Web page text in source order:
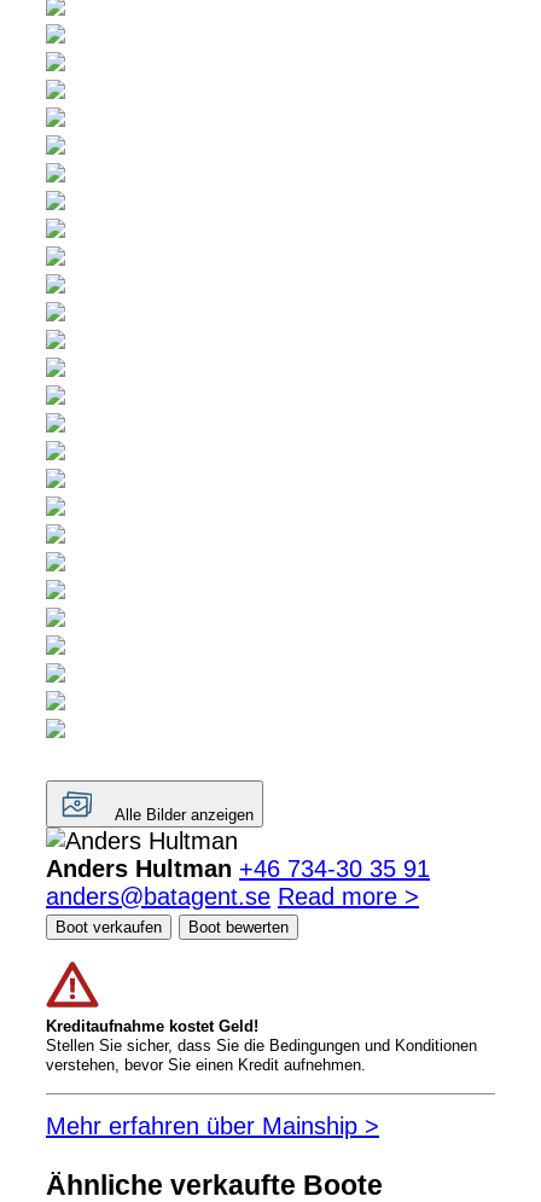
Alle Bilder anzeigen
Anders Hultman +46 734-30 35 91
anders@batagent.se Read more >
Boot verkaufen Boot bewerten
Kreditaufnahme kostet Geld!
Stellen Sie sicher, dass Sie die Bedingungen und Konditionen
verstehen, bevor Sie einen Kredit aufnehmen.
Mehr erfahren über Mainship >
Ähnliche verkaufte Boote